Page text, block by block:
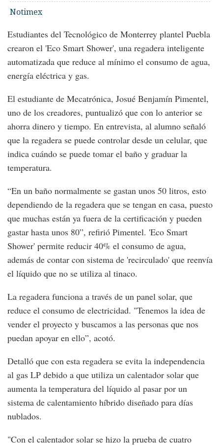
Notimex
Estudiantes del Tecnológico de Monterrey plantel Puebla
crearon el 'Eco Smart Shower', una regadera inteligente
automatizada que reduce al mínimo el consumo de agua,
energía eléctrica y gas.
El estudiante de Mecatrónica, Josué Benjamín Pimentel,
uno de los creadores, puntualizó que con lo anterior se
ahorra dinero y tiempo. En entrevista, al alumno señaló
que la regadera se puede controlar desde un celular, que
indica cuándo se puede tomar el baño y graduar la
temperatura.
“En un baño normalmente se gastan unos 50 litros, esto
dependiendo de la regadera que se tengan en casa, puesto
que muchas están ya fuera de la certificación y pueden
gastar hasta unos 80”, refirió Pimentel. 'Eco Smart
Shower' permite reducir 40% el consumo de agua,
además de contar con sistema de 'recirculado' que reenvía
el líquido que no se utiliza al tinaco.
La regadera funciona a través de un panel solar, que
reduce el consumo de electricidad. "Tenemos la idea de
vender el proyecto y buscamos a las personas que nos
puedan apoyar en ello”, acotó.
Detalló que con esta regadera se evita la independencia
al gas LP debido a que utiliza un calentador solar que
aumenta la temperatura del líquido al pasar por un
sistema de calentamiento híbrido diseñado para días
nublados.
"Con el calentador solar se hizo la prueba de cuatro